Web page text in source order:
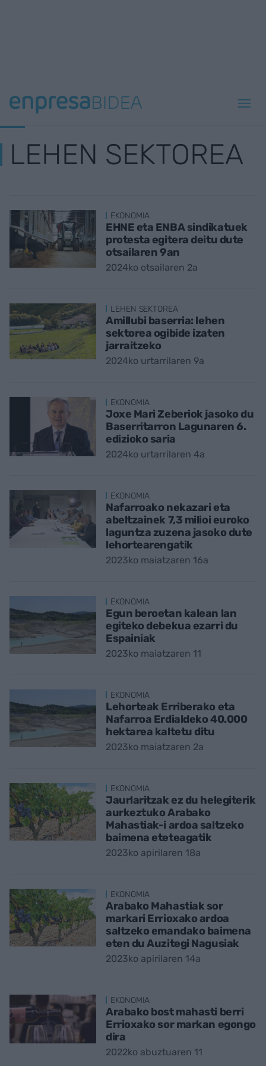
LEHEN SEKTOREA
EKONOMIA
EHNE eta ENBA sindikatuek
protesta egitera deitu dute
otsailaren 9an
2024ko otsailaren 2a
LEHEN SEKTOREA
Amillubi baserria: lehen
sektorea ogibide izaten
jarraitzeko
2024ko urtarrilaren 9a
EKONOMIA
Joxe Mari Zeberiok jasoko du
Baserritarron Lagunaren 6.
edizioko saria
2024ko urtarrilaren 4a
EKONOMIA
Nafarroako nekazari eta
abeltzainek 7,3 milioi euroko
laguntza zuzena jasoko dute
lehortearengatik
2023ko maiatzaren 16a
EKONOMIA
Egun beroetan kalean lan
egiteko debekua ezarri du
Espainiak
2023ko maiatzaren 11
EKONOMIA
Lehorteak Erriberako eta
Nafarroa Erdialdeko 40.000
hektarea kaltetu ditu
2023ko maiatzaren 2a
EKONOMIA
Jaurlaritzak ez du helegiterik
aurkeztuko Arabako
Mahastiak-i ardoa saltzeko
baimena eteteagatik
2023ko apirilaren 18a
EKONOMIA
Arabako Mahastiak sor
markari Errioxako ardoa
saltzeko emandako baimena
eten du Auzitegi Nagusiak
2023ko apirilaren 14a
EKONOMIA
Arabako bost mahasti berri
Errioxako sor markan egongo
dira
2022ko abuztuaren 11